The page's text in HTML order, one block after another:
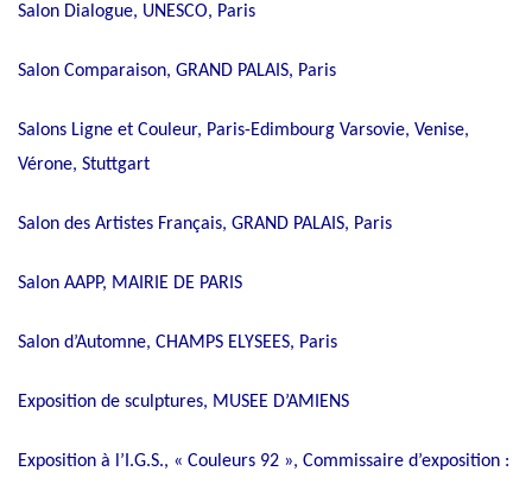
Salon Dialogue, UNESCO, Paris
Salon Comparaison, GRAND PALAIS, Paris
Salons Ligne et Couleur, Paris-Edimbourg Varsovie, Venise,
Vérone, Stuttgart
Salon des Artistes Français, GRAND PALAIS, Paris
Salon AAPP, MAIRIE DE PARIS
Salon d’Automne, CHAMPS ELYSEES, Paris
Exposition de sculptures, MUSEE D’AMIENS
Exposition à l’I.G.S., « Couleurs 92 », Commissaire d’exposition :